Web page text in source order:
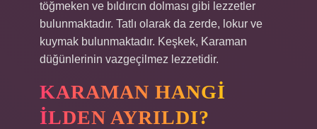
töğmeken ve bıldırcın dolması gibi lezzetler
bulunmaktadır. Tatlı olarak da zerde, lokur ve
kuymak bulunmaktadır. Keşkek, Karaman
düğünlerinin vazgeçilmez lezzetidir.
KARAMAN HANGI
ILDEN AYRILDI?